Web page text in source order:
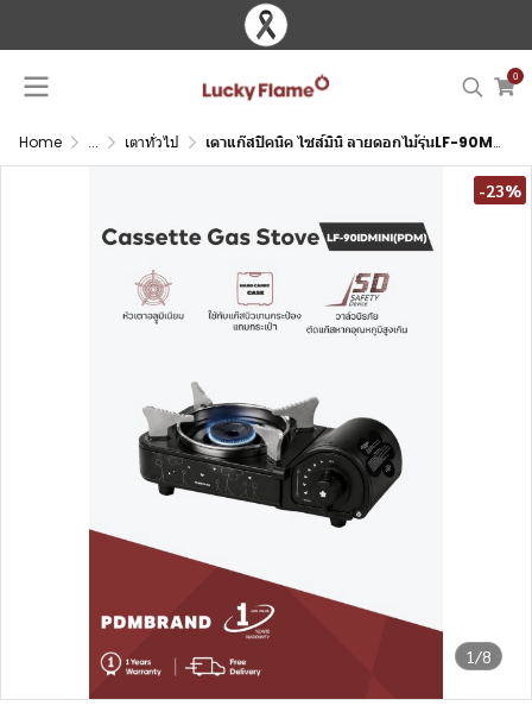
0
Home ... เตาทั่วไป เตาแก๊สปิคนิค ไซส์มินิ ลายดอกไม้รุ่นLF-90MINI(PDM) Limited Edition
1/8
-23%